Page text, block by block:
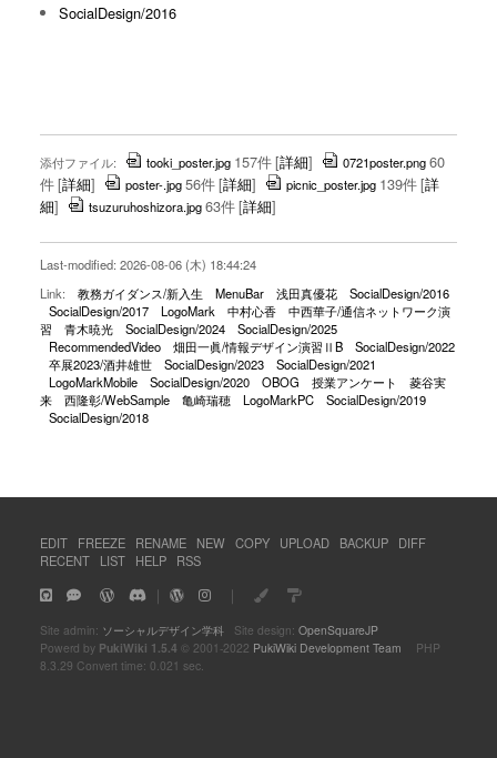
SocialDesign/2016
添付ファイル: tooki_poster.jpg 157件[詳細] 0721poster.png60
件[詳細] poster-.jpg56件[詳細] picnic_poster.jpg 139件[詳
細] tsuzuruhoshizora.jpg63件[詳細]
Last-modified: 2026-08-06 (木) 18:44:24
Link:
教務ガイダンス/新入生 MenuBar 浅田真優花
SocialDesign/2016
SocialDesign/2017
LogoMark 中村心香
中西華子/通信ネットワーク演
習
青木暁光 SocialDesign/2024
SocialDesign/2025
RecommendedVideo
畑田一眞/情報デザイン演習ⅡB
SocialDesign/2022
卒展2023/酒井雄世
SocialDesign/2023
SocialDesign/2021
LogoMarkMobile
SocialDesign/2020 OBOG 授業アンケート
菱谷実
来
西隆彰/WebSample 亀崎瑞穂 LogoMarkPC
SocialDesign/2019
SocialDesign/2018
EDIT FREEZE RENAME NEW COPY UPLOAD BACKUP
DIFF
RECENT
LIST HELP RSS
｜ ｜
Site admin: ソーシャルデザイン学科Site design: OpenSquareJP
Powerd by PukiWiki 1.5.4 © 2001-2022 PukiWiki Development Team PHP
8.3.29 Convert time: 0.021 sec.